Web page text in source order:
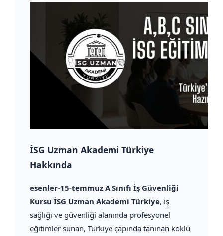
İSG Uzman Akademi Türkiye
Hakkında
esenler-15-temmuz A Sınıfı İş Güvenliği
Kursu İSG Uzman Akademi Türkiye, iş
sağlığı ve güvenliği alanında profesyonel
eğitimler sunan, Türkiye çapında tanınan köklü